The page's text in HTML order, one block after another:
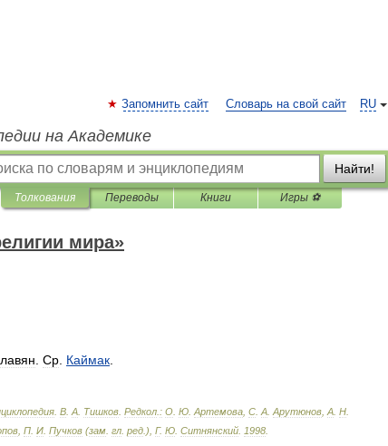
RU
Запомнить сайт Словарь на свой сайт
на Академике
Найти!
Толкования Переводы Книги Игры ⚽
мира»
Ср Каймак
В А Тишков Редкол : О Ю Артемова С А Арутюнов А Н
П И Пучков (зам гл ред .), Г. Ю Ситнянский 1998